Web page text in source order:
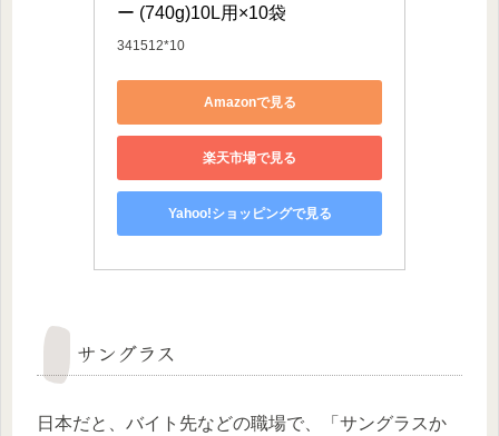
ー (740g)10L用×10袋
341512*10
Amazonで見る
楽天市場で見る
Yahoo!ショッピングで見る
サングラス
日本だと、バイト先などの職場で、「サングラスか